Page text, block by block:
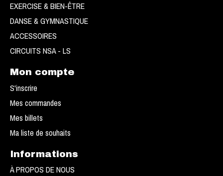
EXERCISE & BIEN-ÊTRE
DANSE & GYMNASTIQUE
ACCESSOIRES
CIRCUITS NSA - LS
Mon compte
S'inscrire
Mes commandes
Mes billets
Ma liste de souhaits
Informations
À PROPOS DE NOUS